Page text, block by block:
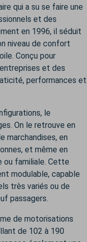
qui a su se faire une
et des
en 1996, il séduit
niveau de confort
Conçu pour
et des
performances et
le
On le retrouve en
marchandises, en
et même en
ou familiale. Cette
modulable, capable
très variés ou de
passagers.
de motorisations
de 102 à 190